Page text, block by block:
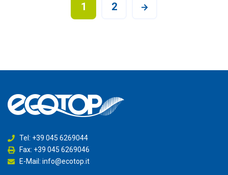
1 2
Tel: +39 045 6269044
Fax: +39 045 6269046
E-Mail: info@ecotop.it